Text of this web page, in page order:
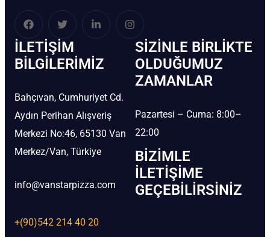
İLETIŞIM
BİLGILERIMIZ
Bahçıvan, Cumhuriyet Cd.
Aydın Perihan Alışveriş
Merkezi No:46, 65130 Van
Merkez/Van, Türkiye
info@vanstarpizza.com
+(90)542 214 40 20
SIZINLE BIRLIKTE
OLDUĞUMUZ
ZAMANLAR
Pazartesi – Cuma: 8:00–
22:00
BIZIMLE
İLETIŞIME
GEÇEBILIRSINIZ